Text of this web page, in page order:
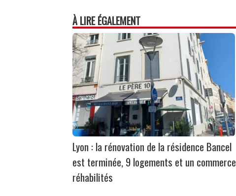
À LIRE ÉGALEMENT
Lyon : la rénovation de la résidence Bancel
est terminée, 9 logements et un commerce
réhabilités